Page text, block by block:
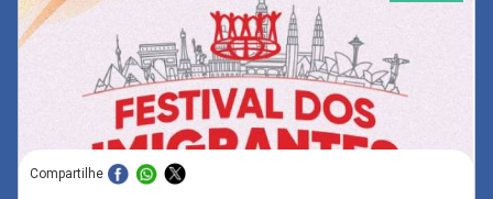
Compartilhe